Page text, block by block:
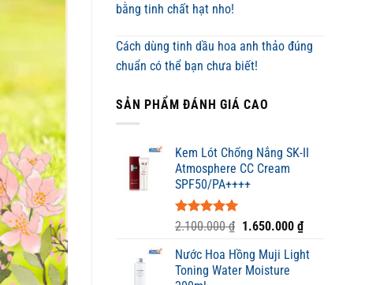
bằng tinh chất hạt nho!
Cách dùng tinh dầu hoa anh thảo đúng
chuẩn có thể bạn chưa biết!
SẢN PHẨM ĐÁNH GIÁ CAO
Kem Lót Chống Nắng SK-II
Atmosphere CC Cream
SPF50/PA++++
Được xếp
5 sao
2.100.000₫ Giá
là:
2.100.000 ₫.
1.650.000 ₫Giá
tại
Nước Hoa Hồng Muji Light
Toning Water Moisture